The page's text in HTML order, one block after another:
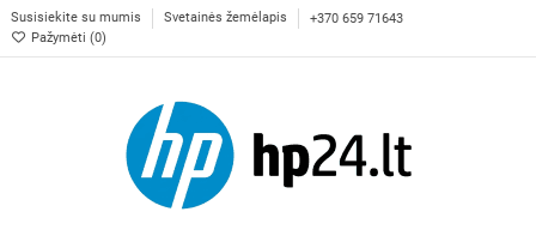
Susisiekite su mumis Svetainės žemėlapis
+370 659 71643
Pažymėti (0)